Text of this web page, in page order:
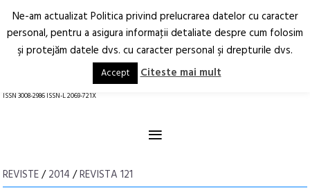
Arhitectură.
Oraș.
RO EN
ISSN 3008-2986 ISSN-L 2069-721X
≡
REVISTE/2014 /REVISTA 121
Ne-am actualizat Politica privind prelucrarea datelor cu caracter
personal, pentru a asigura informaţii detaliate despre cum folosim
şi protejăm datele dvs. cu caracter personal şi drepturile dvs.
Accept Citeste mai mult